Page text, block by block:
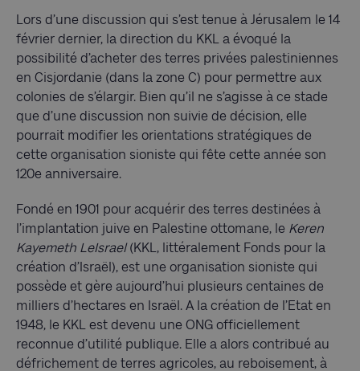
Lors d’une discussion qui s’est tenue à Jérusalem le 14
février dernier, la direction du KKL a évoqué la
possibilité d’acheter des terres privées palestiniennes
en Cisjordanie (dans la zone C) pour permettre aux
colonies de s’élargir. Bien qu’il ne s’agisse à ce stade
que d’une discussion non suivie de décision, elle
pourrait modifier les orientations stratégiques de
cette organisation sioniste qui fête cette année son
120e anniversaire.
Fondé en 1901 pour acquérir des terres destinées à
l’implantation juive en Palestine ottomane, le Keren
Kayemeth LeIsrael(KKL, littéralement Fonds pour la
création d’Israël), est une organisation sioniste qui
possède et gère aujourd’hui plusieurs centaines de
milliers d’hectares en Israël. A la création de l’Etat en
1948, le KKL est devenu une ONG officiellement
reconnue d’utilité publique. Elle a alors contribué au
défrichement de terres agricoles, au reboisement, à